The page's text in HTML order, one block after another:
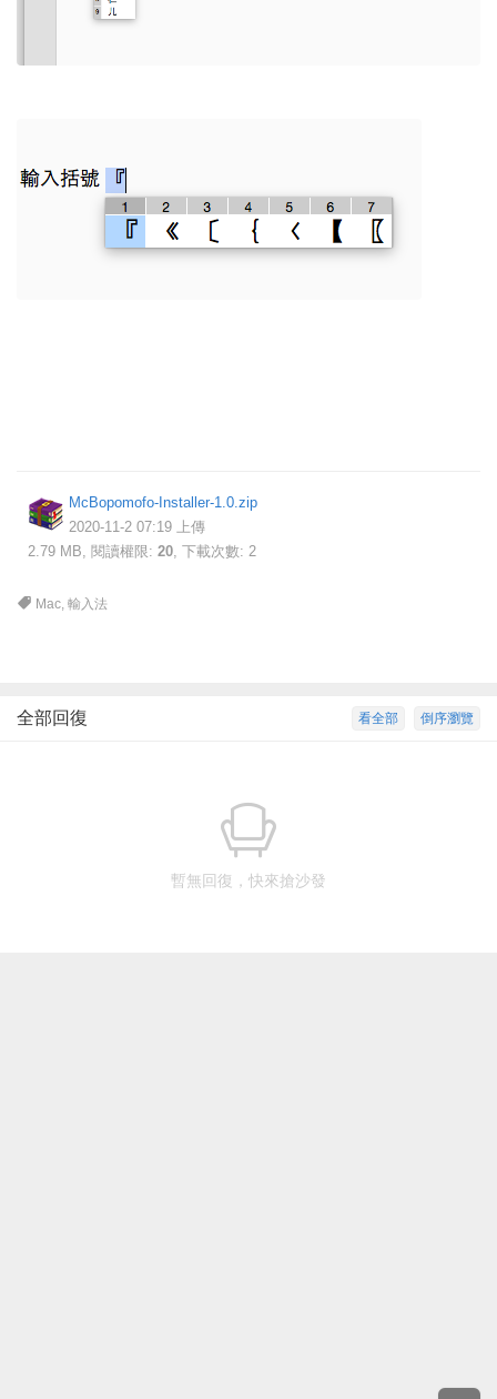
McBopomofo-Installer-1.0.zip
2020-11-2 07:19 上傳
2.79 MB, 閱讀權限: 20, 下載次數: 2
Mac,輸入法
倒序瀏覽
看全部
全部回復
暫無回復，快來搶沙發